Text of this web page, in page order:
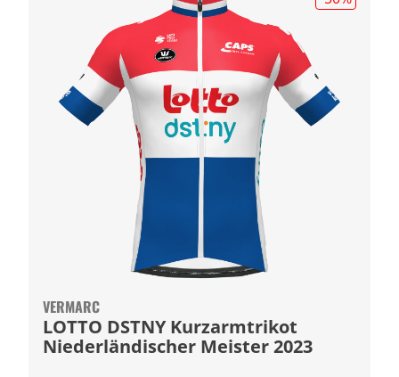
VERMARC
LOTTO DSTNY Kurzarmtrikot
Niederländischer Meister 2023